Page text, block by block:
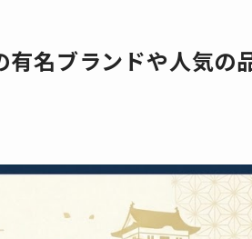
名ブランドや人気の